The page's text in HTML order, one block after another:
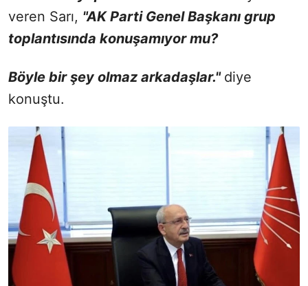
veren Sarı, "AK Parti Genel Başkanı grup
toplantısında konuşamıyor mu?
Böyle bir şey olmaz arkadaşlar." diye
konuştu.